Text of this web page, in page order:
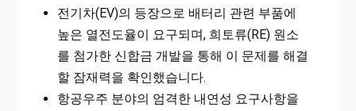
전기차(EV)의 등장으로 배터리 관련 부품에
높은 열전도율이 요구되며, 희토류(RE) 원소
를 첨가한 신합금 개발을 통해 이 문제를 해결
할 잠재력을 확인했습니다.
항공우주 분야의 엄격한 내연성 요구사항을